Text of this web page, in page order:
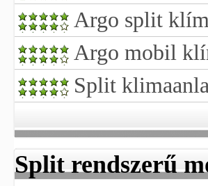
Argo split
Argo mobil
Split
Split rendszerű